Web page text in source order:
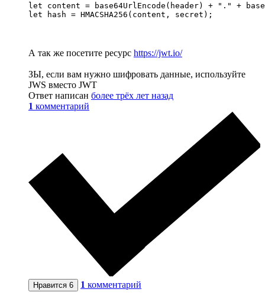
let content = base64UrlEncode(header) + "." +
let hash = HMACSHA256(content, secret);
А так же посетите ресурс https://jwt.io/
ЗЫ, если вам нужно шифровать данные, используйте
JWS вместо JWT
Ответ написан более трёх лет назад
1 комментарий
Нравится 6 1 комментарий